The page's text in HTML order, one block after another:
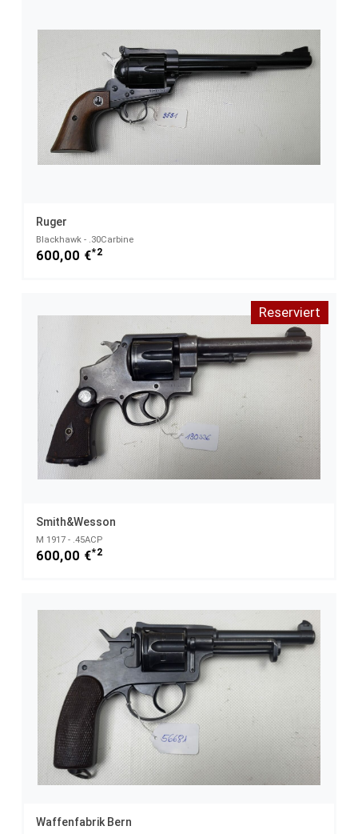
Ruger
Blackhawk - .30Carbine
600,00 €*2
Reserviert
Smith&Wesson
M 1917 - .45ACP
600,00 €*2
Waffenfabrik Bern